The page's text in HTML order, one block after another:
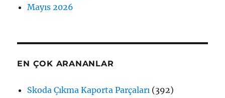
Mayıs 2026
EN ÇOK ARANANLAR
Skoda Çıkma Kaporta Parçaları (392)